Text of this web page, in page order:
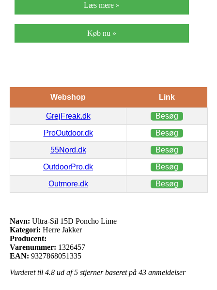
Læs mere »
Køb nu »
Webshop Link
GrejFreak.dk Besøg
ProOutdoor.dk Besøg
55Nord.dk Besøg
OutdoorPro.dk Besøg
Outmore.dk Besøg
Navn: Ultra-Sil 15D Poncho Lime
Kategori: Herre Jakker
Producent:
Varenummer: 1326457
EAN: 9327868051335
Vurderet til 4.8 ud af 5 stjerner baseret på 43 anmeldelser